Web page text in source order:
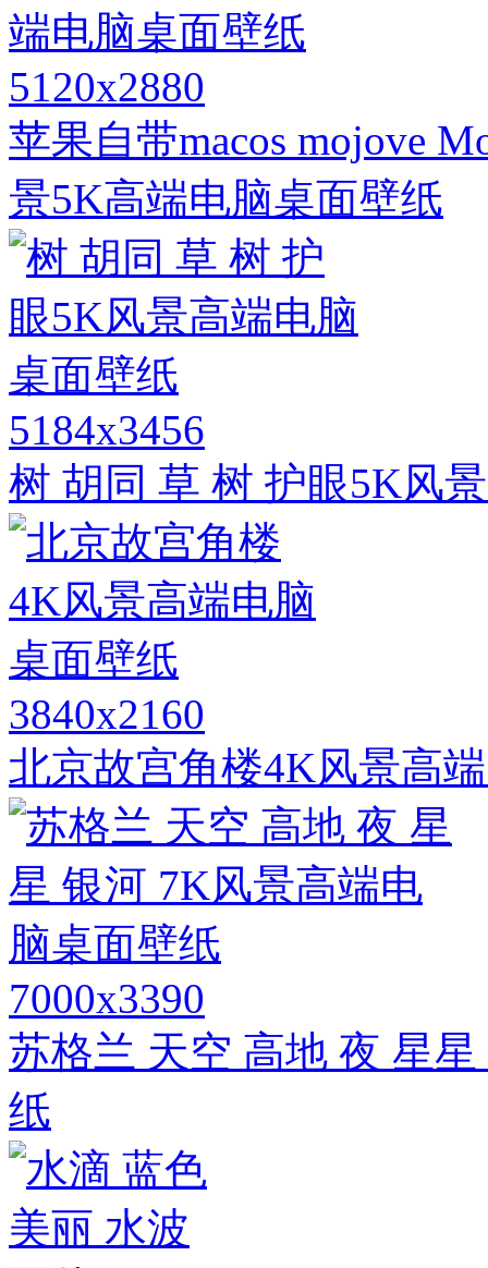
5120x2880
苹果自带macos mojove
景5K高端电脑桌面壁纸
5184x3456
树 胡同 草 树 护眼5K风
3840x2160
北京故宫角楼4K风景高
7000x3390
苏格兰 天空 高地 夜 星
纸